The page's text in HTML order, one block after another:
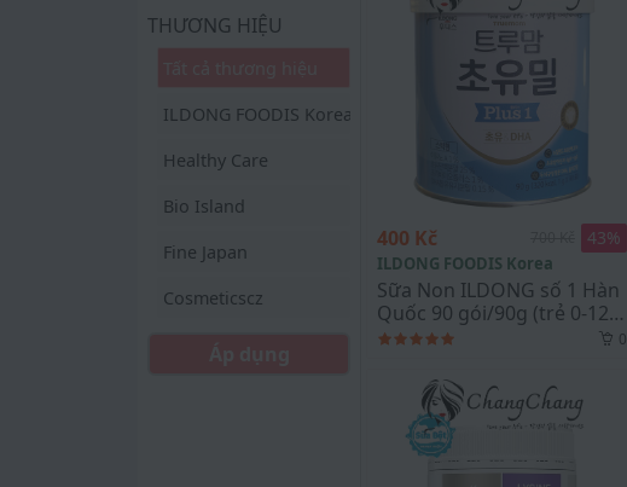
THƯƠNG HIỆU
ILDONG FOODIS Korea
Healthy Care
Bio Island
Fine Japan
Cosmeticscz
400 Kč 43%
ILDONG FOODIS Korea
Sữa Non ILDONG số 1 Hàn
Quốc 90 gói/90g (trẻ 0-12
tháng)
0